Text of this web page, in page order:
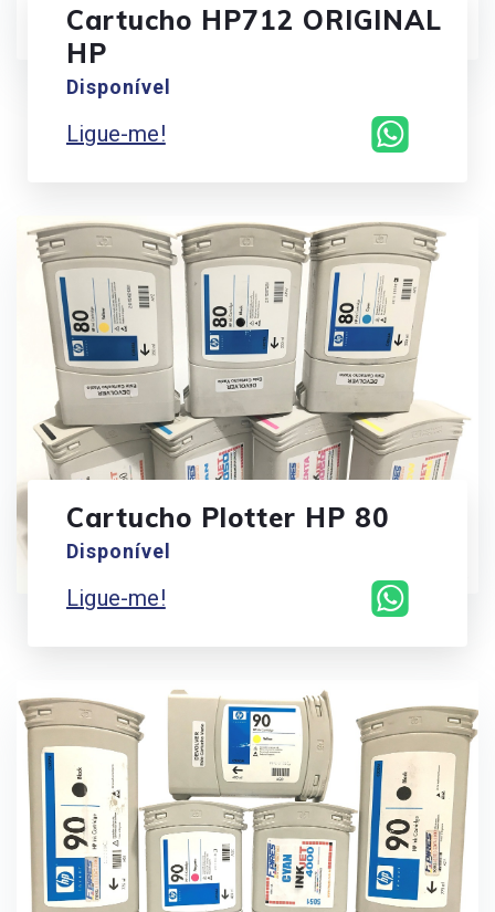
Cartucho HP712 ORIGINAL
HP
Disponível
Ligue-me!
Cartucho Plotter HP 80
Disponível
Ligue-me!